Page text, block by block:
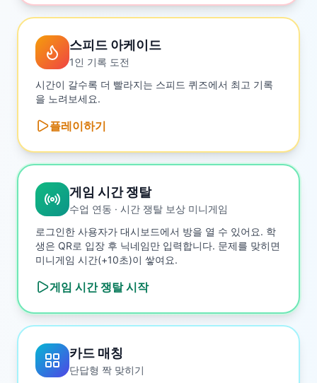
스피드 아케이드
1인 기록 도전
시간이 갈수록 더 빨라지는 스피드 퀴즈에서 최고 기록
을 노려보세요.
플레이하기
게임 시간 쟁탈
수업 연동 · 시간 쟁탈 보상 미니게임
로그인한 사용자가 대시보드에서 방을 열 수 있어요. 학
생은 QR로 입장 후 닉네임만 입력합니다. 문제를 맞히면
미니게임 시간(+10초)이 쌓여요.
게임 시간 쟁탈시작
카드 매칭
단답형 짝 맞히기